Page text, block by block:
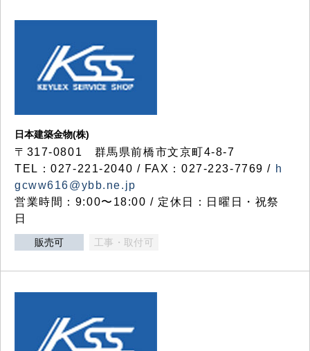
日本建築金物(株)
〒317‐0801 群馬県前橋市文京町4-8-7
TEL：027-221-2040 / FAX：027-223-7769 / h
gcww616@ybb.ne.jp
営業時間：9:00〜18:00 / 定休日：日曜日・祝祭
日
販売可 工事・取付可